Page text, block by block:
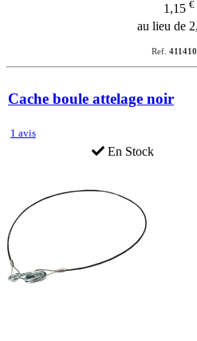
1,15 €
au lieu de
Ref.
Cache boule attelage noir
1 avis
En Stock